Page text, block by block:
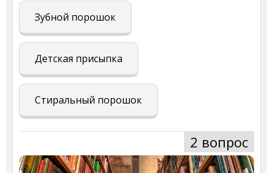
Зубной порошок
Детская присыпка
Стиральный порошок
2 вопрос